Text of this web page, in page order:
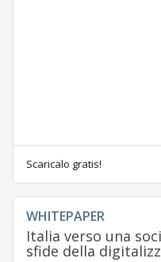
Scaricalo gratis!
WHITEPAPER
Italia verso una
sfide della